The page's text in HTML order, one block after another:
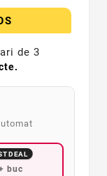
de 3
DEAL
buc